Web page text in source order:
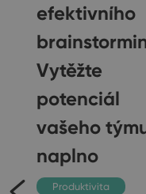
efektivního
Vytěžte
potenciál
vašeho
naplno
Produktivita